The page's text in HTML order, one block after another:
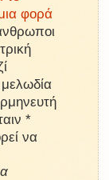
φορά
*
να